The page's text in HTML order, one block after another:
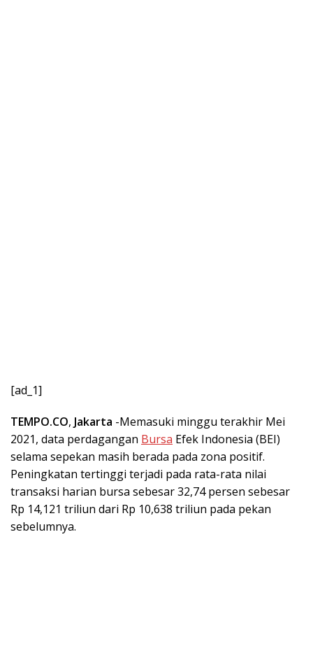
[ad_1]
TEMPO.CO, Jakarta -Memasuki minggu terakhir Mei
2021, data perdagangan Bursa Efek Indonesia (BEI)
selama sepekan masih berada pada zona positif.
Peningkatan tertinggi terjadi pada rata-rata nilai
transaksi harian bursa sebesar 32,74 persen sebesar
Rp 14,121 triliun dari Rp 10,638 triliun pada pekan
sebelumnya.